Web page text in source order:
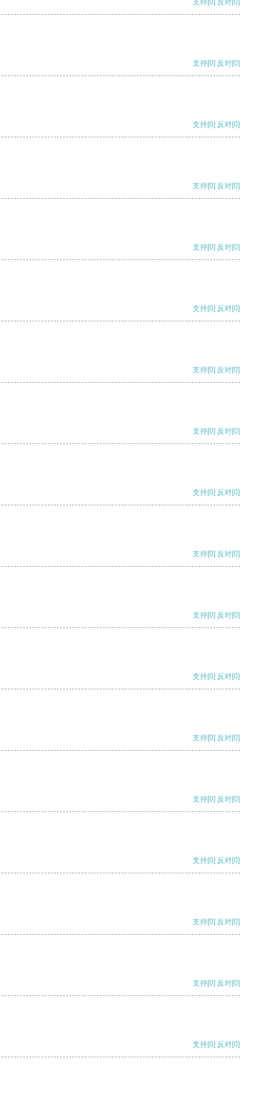
支持 [0] 反对 [0]
支持[0] 反对[0]
支持[0] 反对[0]
支持[0] 反对[0]
支持[0] 反对[0]
支持[0] 反对[0]
支持[0] 反对[0]
支持[0] 反对[0]
支持[0] 反对[0]
支持[0] 反对[0]
支持[0] 反对[0]
支持[0] 反对[0]
支持[0] 反对[0]
支持[0] 反对[0]
支持[0] 反对[0]
支持[0] 反对[0]
支持[0] 反对[0]
支持[0] 反对[0]